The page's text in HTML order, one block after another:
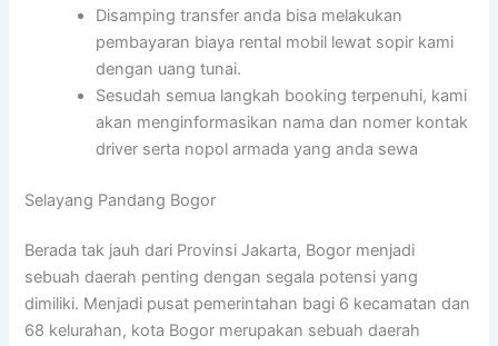
Disamping transfer anda bisa melakukan
pembayaran biaya rental mobil lewat sopir kami
dengan uang tunai.
Sesudah semua langkah booking terpenuhi, kami
akan menginformasikan nama dan nomer kontak
driver serta nopol armada yang anda sewa
Selayang Pandang Bogor
Berada tak jauh dari Provinsi Jakarta, Bogor menjadi
sebuah daerah penting dengan segala potensi yang
dimiliki. Menjadi pusat pemerintahan bagi 6 kecamatan dan
68 kelurahan, kota Bogor merupakan sebuah daerah